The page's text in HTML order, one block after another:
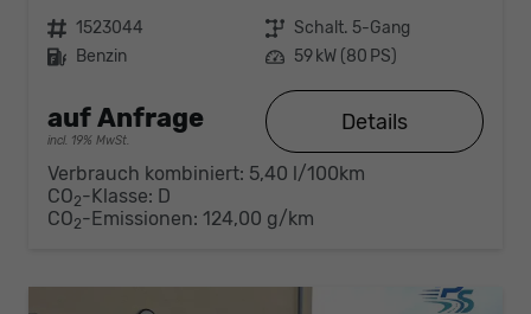
Fahrzeugnr. 1523044 Getriebe Schalt. 5-Gang
Kraftstoff Benzin Leistung 59 kW (80 PS)
auf Anfrage
incl. 19% MwSt.
Details
Verbrauch kombiniert: 5,40 l/100km
CO2-Klasse: D
CO2-Emissionen: 124,00 g/km